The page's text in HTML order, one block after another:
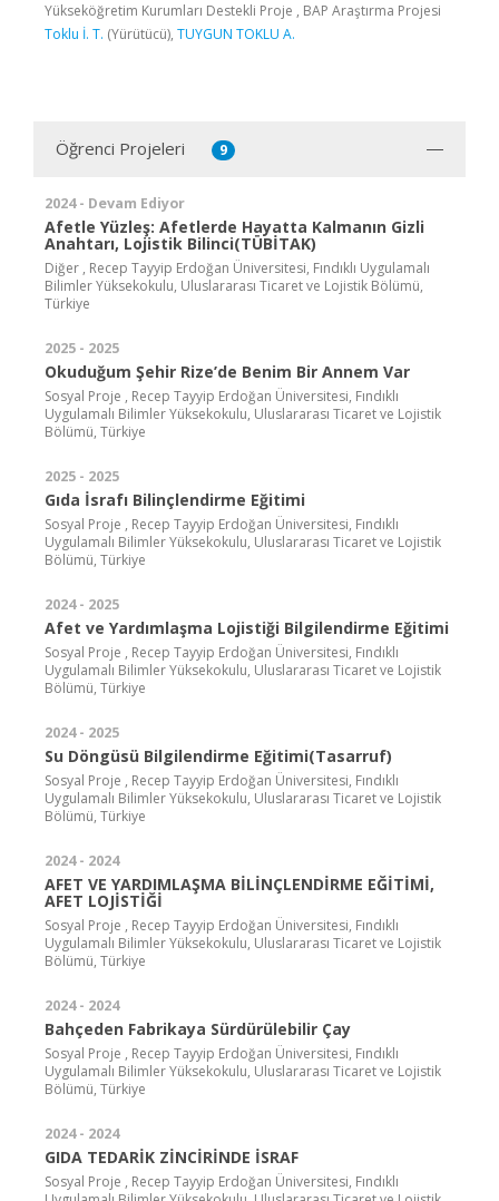
Yükseköğretim Kurumları Destekli Proje , BAP Araştırma Projesi
Toklu İ. T. (Yürütücü), TUYGUN TOKLU A.
Öğrenci Projeleri 9
2024 - Devam Ediyor
Afetle Yüzleş: Afetlerde Hayatta Kalmanın Gizli
Anahtarı, Lojistik Bilinci(TÜBİTAK)
Diğer , Recep Tayyip Erdoğan Üniversitesi, Fındıklı Uygulamalı
Bilimler Yüksekokulu, Uluslararası Ticaret ve Lojistik Bölümü,
Türkiye
2025 - 2025
Okuduğum Şehir Rize’de Benim Bir Annem Var
Sosyal Proje , Recep Tayyip Erdoğan Üniversitesi, Fındıklı
Uygulamalı Bilimler Yüksekokulu, Uluslararası Ticaret ve Lojistik
Bölümü, Türkiye
2025 - 2025
Gıda İsrafı Bilinçlendirme Eğitimi
Sosyal Proje , Recep Tayyip Erdoğan Üniversitesi, Fındıklı
Uygulamalı Bilimler Yüksekokulu, Uluslararası Ticaret ve Lojistik
Bölümü, Türkiye
2024 - 2025
Afet ve Yardımlaşma Lojistiği Bilgilendirme Eğitimi
Sosyal Proje , Recep Tayyip Erdoğan Üniversitesi, Fındıklı
Uygulamalı Bilimler Yüksekokulu, Uluslararası Ticaret ve Lojistik
Bölümü, Türkiye
2024 - 2025
Su Döngüsü Bilgilendirme Eğitimi(Tasarruf)
Sosyal Proje , Recep Tayyip Erdoğan Üniversitesi, Fındıklı
Uygulamalı Bilimler Yüksekokulu, Uluslararası Ticaret ve Lojistik
Bölümü, Türkiye
2024 - 2024
AFET VE YARDIMLAŞMA BİLİNÇLENDİRME EĞİTİMİ,
AFET LOJİSTİĞİ
Sosyal Proje , Recep Tayyip Erdoğan Üniversitesi, Fındıklı
Uygulamalı Bilimler Yüksekokulu, Uluslararası Ticaret ve Lojistik
Bölümü, Türkiye
2024 - 2024
Bahçeden Fabrikaya Sürdürülebilir Çay
Sosyal Proje , Recep Tayyip Erdoğan Üniversitesi, Fındıklı
Uygulamalı Bilimler Yüksekokulu, Uluslararası Ticaret ve Lojistik
Bölümü, Türkiye
2024 - 2024
GIDA TEDARİK ZİNCİRİNDE İSRAF
Sosyal Proje , Recep Tayyip Erdoğan Üniversitesi, Fındıklı